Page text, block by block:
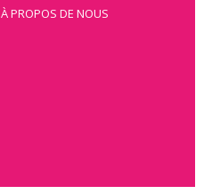
À PROPOS DE NOUS